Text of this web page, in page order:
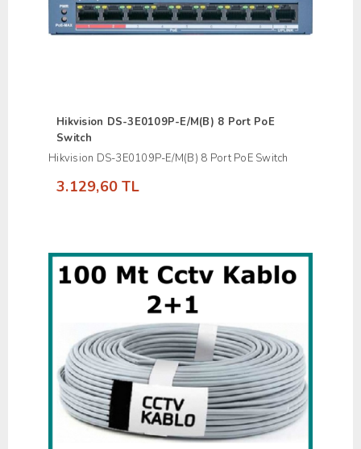
Hikvision DS-3E0109P-E/M(B) 8 Port PoE
Switch
Hikvision DS-3E0109P-E/M(B) 8 Port PoE Switch
3.129,60 TL